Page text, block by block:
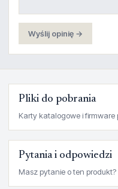
Wyślij opinię →
Pliki do pobrania
Karty katalogowe i firmware
Pytania i odpowiedzi
Masz pytanie o ten